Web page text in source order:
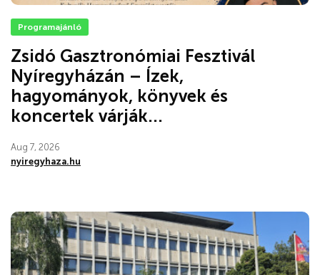
Programajánló
Zsidó Gasztronómiai Fesztivál
Nyíregyházán – Ízek,
hagyományok, könyvek és
koncertek várják...
Aug 7, 2026
nyiregyhaza.hu